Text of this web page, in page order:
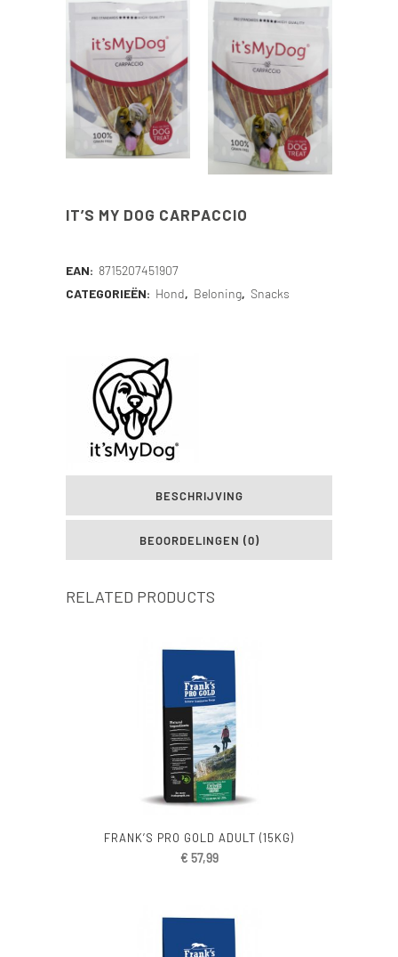
IT’S MY DOG CARPACCIO
EAN: 8715207451907
CATEGORIEËN: Hond, Beloning, Snacks
BESCHRIJVING
BEOORDELINGEN (0)
RELATED PRODUCTS
FRANK’S PRO GOLD ADULT (15KG)
€ 57,99